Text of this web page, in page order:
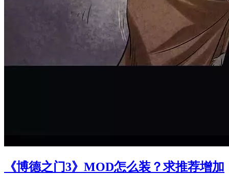
《博德之门3》MOD怎么装？求推荐增加